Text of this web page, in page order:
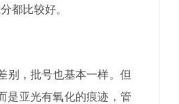
都比较好。
，批号也基本一样。但
是亚光有氧化的痕迹，管